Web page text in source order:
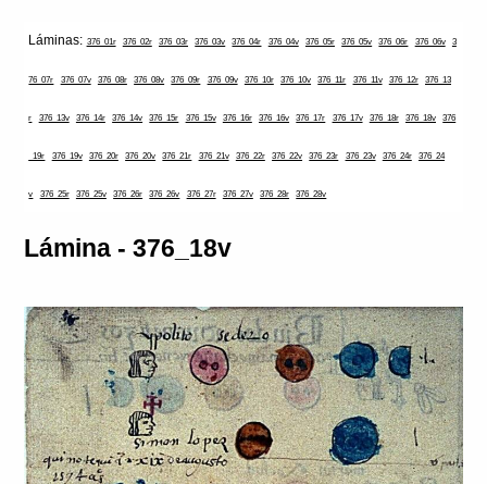
Láminas: 376_01r 376_02r 376_03r 376_03v 376_04r 376_04v 376_05r 376_05v 376_06r 376_06v 3
76_07r 376_07v 376_08r 376_08v 376_09r 376_09v 376_10r 376_10v 376_11r 376_11v 376_12r 376_13
r 376_13v 376_14r 376_14v 376_15r 376_15v 376_16r 376_16v 376_17r 376_17v 376_18r 376_18v 376
_19r 376_19v 376_20r 376_20v 376_21r 376_21v 376_22r 376_22v 376_23r 376_23v 376_24r 376_24
v 376_25r 376_25v 376_26r 376_26v 376_27r 376_27v 376_28r 376_28v
Lámina - 376_18v